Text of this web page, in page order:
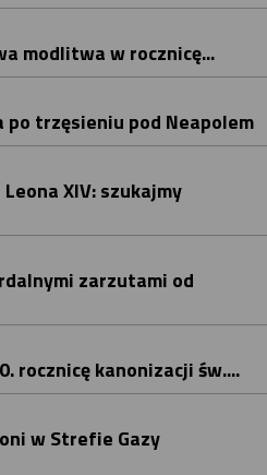
modlitwa w rocznicę...
po trzęsieniu pod Neapolem
XIV: szukajmy
zarzutami od
rocznicę kanonizacji św....
w Strefie Gazy